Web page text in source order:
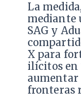
La
mediante
SAG y
X para
ilícitos en
aumentar
fronteras